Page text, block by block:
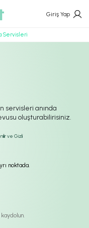
Giriş Yap
Servisleri
servisleri anında
oluşturabilirisiniz.
ve Gizli
noktada.